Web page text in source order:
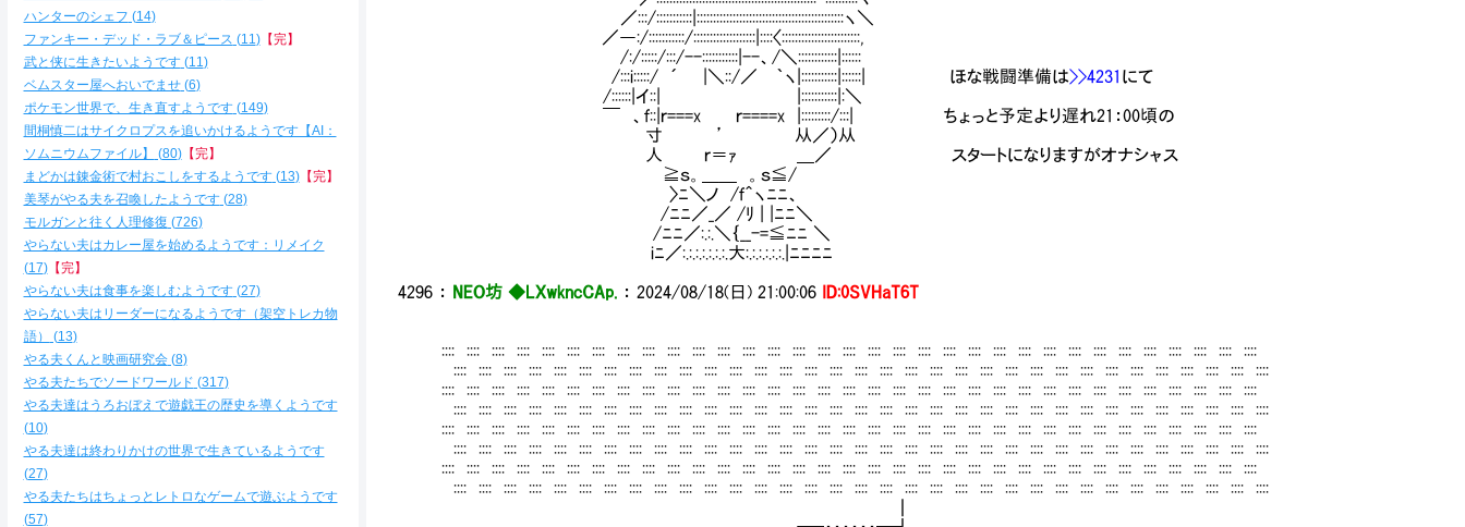
／:::/:::::::::::|:::::::::::::::::::::::::::::::::::::::::::::ヽ＼
／―:/:::::::::::/:::::::::::::::::::|::::〈::::::::::::::::::::::::,
/:/:::::/:::/--:::::::::::|--、/＼::::::::::::|::::::
/:::i:::::/ ´ |＼::/／ ｀ヽ|:::::::::::|::::::| ほな戦闘準備は>>4231 にて
/::::::|イ::| |:::::::::::|:＼
￣ 、ｆ::|ｒ===x ｒ====x |:::::::::/:::| ちょっと予定より遅れ21：00頃の
寸 ’ 从／）从
人 ｒ＝ｧ ＿／ スタートになりますがオナシャス
≧ｓ。＿＿ 。ｓ≦/
〉ﾆ＼ノ /ｆ＾ヽﾆﾆ、
/ﾆﾆ／_／ /ﾘ | |ﾆﾆ＼
/ﾆﾆ／:.:.＼｛__-=≦ﾆﾆ ＼
iﾆ／:.:.:.:.:.:.:.大:.:.:.:.:.:.|ﾆﾆﾆﾆ
4296 ： NEO坊 ◆LXwkncCAp. ： 2024/08/18(日) 21:00:06 ID:0SVHaT6T
:::: :::: :::: :::: :::: :::: :::: :::: :::: :::: :::: :::: :::: :::: :::: :::: :::: :::: :::: :::: :::: :::: :::: :::: :::: :::: :::: :::: :::: :::: :::: :::: ::::
:::: :::: :::: :::: :::: :::: :::: :::: :::: :::: :::: :::: :::: :::: :::: :::: :::: :::: :::: :::: :::: :::: :::: :::: :::: :::: :::: :::: :::: :::: :::: :::: ::::
:::: :::: :::: :::: :::: :::: :::: :::: :::: :::: :::: :::: :::: :::: :::: :::: :::: :::: :::: :::: :::: :::: :::: :::: :::: :::: :::: :::: :::: :::: :::: :::: ::::
:::: :::: :::: :::: :::: :::: :::: :::: :::: :::: :::: :::: :::: :::: :::: :::: :::: :::: :::: :::: :::: :::: :::: :::: :::: :::: :::: :::: :::: :::: :::: :::: ::::
:::: :::: :::: :::: :::: :::: :::: :::: :::: :::: :::: :::: :::: :::: :::: :::: :::: :::: :::: :::: :::: :::: :::: :::: :::: :::: :::: :::: :::: :::: :::: :::: ::::
:::: :::: :::: :::: :::: :::: :::: :::: :::: :::: :::: :::: :::: :::: :::: :::: :::: :::: :::: :::: :::: :::: :::: :::: :::: :::: :::: :::: :::: :::: :::: :::: ::::
:::: :::: :::: :::: :::: :::: :::: :::: :::: :::: :::: :::: :::: :::: :::: :::: :::: :::: :::: :::: :::: :::: :::: :::: :::: :::: :::: :::: :::: :::: :::: :::: ::::
:::: :::: :::: :::: :::: :::: :::: :::: :::: :::: :::: :::: :::: :::: :::: :::: :::: :::: :::: :::: :::: :::: :::: :::: :::: :::: :::: :::: :::: :::: :::: :::: ::::
ハンターのシェフ 14
ファンキー・デッド・ラブ＆ピース 11 【完】
武と侠に生きたいようです 11
ベムスター屋へおいでませ 6
ポケモン世界で、生き直すようです 149
間桐慎二はサイクロプスを追いかけるようです【AI：
ソムニウムファイル】
80 【完】
まどかは錬金術で村おこしをするようです 13 【完】
美琴がやる夫を召喚したようです 28
モルガンと往く人理修復 726
やらない夫はカレー屋を始めるようです：リメイク
17 【完】
やらない夫は食事を楽しむようです 27
やらない夫はリーダーになるようです（架空トレカ物
語）
13
やる夫くんと映画研究会 8
やる夫たちでソードワールド 317
やる夫達はうろおぼえで遊戯王の歴史を導くようです
10
やる夫達は終わりかけの世界で生きているようです
27
やる夫たちはちょっとレトロなゲームで遊ぶようです
57